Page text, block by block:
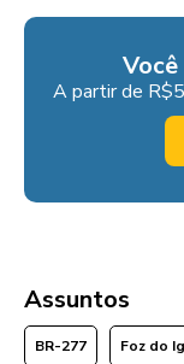
A partir de
Assuntos
BR-277 Foz do